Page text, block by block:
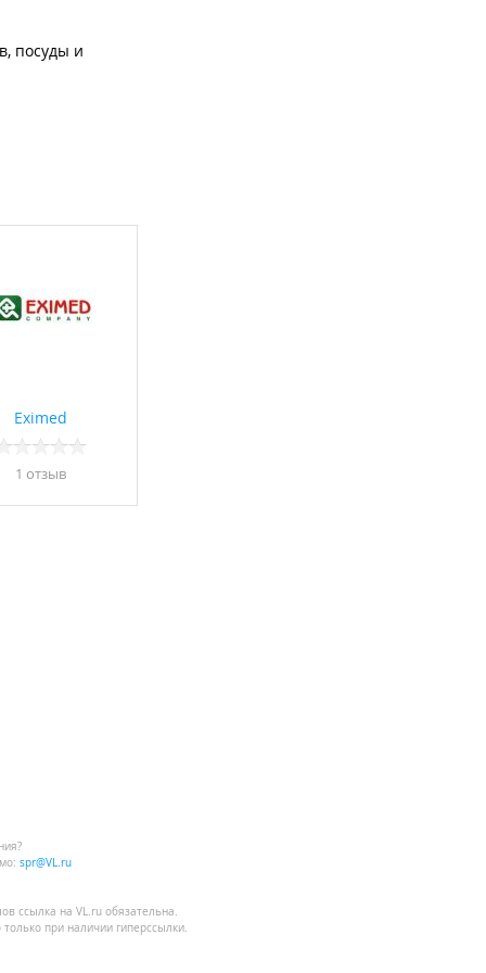
посуды и
Eximed
1 отзыв
spr@VL.ru
ссылка на VL.ru обязательна.
при наличии гиперссылки.